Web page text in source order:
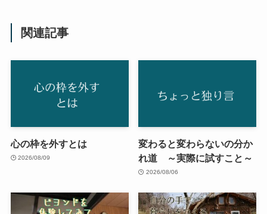
関連記事
心の枠を外すとは
2026/08/09
変わると変わらないの分か
れ道 ～実際に試すこと～
2026/08/06